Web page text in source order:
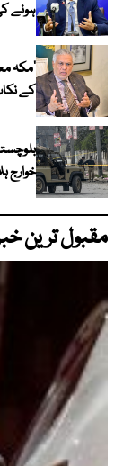
ہونے
‘مکہ
کے
خوارج
مقبول ترین